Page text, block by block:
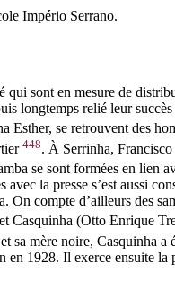
Império Serrano.
sont en mesure de
longtemps relié leur
Esther, se retrouvent des
448. À Serrinha,
se sont formées en lien
la presse s’est aussi
compte d’ailleurs des
Casquinha (Otto Enrique
mère noire, Casquinha a
en 1928. Il exerce ensuite